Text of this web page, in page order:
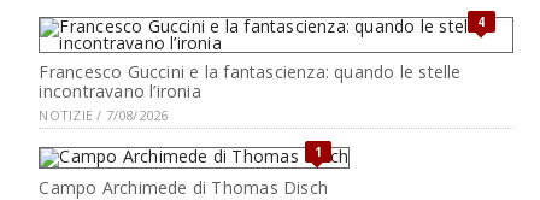
4
Francesco Guccini e la fantascienza: quando le stelle
incontravano l’ironia
NOTIZIE / 7/08/2026
1
Campo Archimede di Thomas Disch